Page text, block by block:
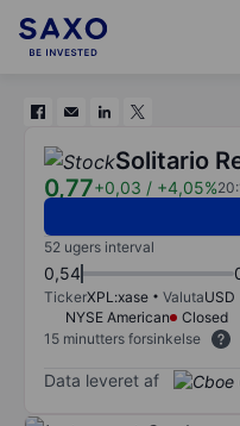
Solitario
0,77+0,03 / +4,05%
52 ugers interval
0,54
TickerXPL:xase ValutaUSD
NYSE American
Closed
15 minutters forsinkelse
Data leveret af